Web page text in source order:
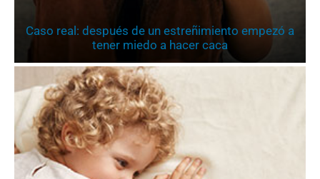
Caso real: después de un estreñimiento empezó a
tener miedo a hacer caca